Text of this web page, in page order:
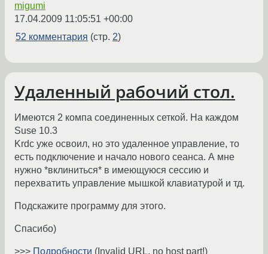
migumi
17.04.2009 11:05:51 +00:00
52 комментария (стр. 2)
Удаленный рабочий стол.
Имеются 2 компа соединенных сеткой. На каждом
Suse 10.3
Krdc уже освоил, но это удаленное управление, то
есть подключение и начало нового сеанса. А мне
нужно *вклиниться* в имеющуюся сессию и
перехватить управление мышкой клавиатурой и тд.
Подскажите программу для этого.
Спасибо)
>>> Подробности (Invalid URL, no host part!)